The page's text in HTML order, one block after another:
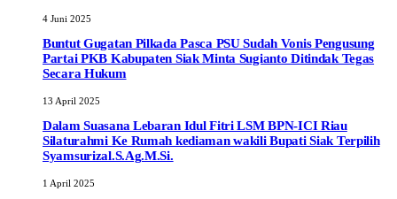
4 Juni 2025
Buntut Gugatan Pilkada Pasca PSU Sudah Vonis Pengusung
Partai PKB Kabupaten Siak Minta Sugianto Ditindak Tegas
Secara Hukum
13 April 2025
Dalam Suasana Lebaran Idul Fitri LSM BPN-ICI Riau
Silaturahmi Ke Rumah kediaman wakili Bupati Siak Terpilih
Syamsurizal.S.Ag.M.Si.
1 April 2025